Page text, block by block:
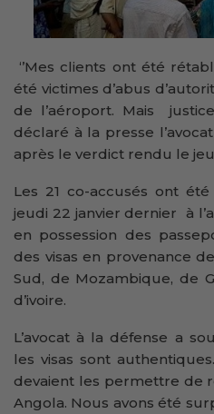
‘’Mes clients ont été
été victimes d’abus
de l’aéroport. Mais
déclaré à la presse
après le verdict rendu le
Les 21 co-accusés ont
jeudi 22 janvier dernier à
en possession des
des visas en provenance
Sud, de Mozambique, de
d’ivoire.
L’avocat à la défense a
les visas sont authentiques.
devaient les permettre de
Angola. Nous avons été